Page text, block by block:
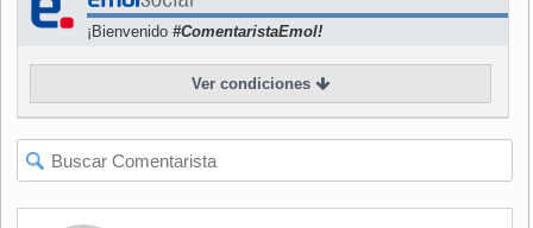
y asegura que municipios no
tienen facultades
Telecomunicaciones (Subtel)
esta semana reingresarán a la Contraloría el documento
con el reglamento para su revisión.
¡Bienvenido #ComentaristaEmol!
Ver condiciones